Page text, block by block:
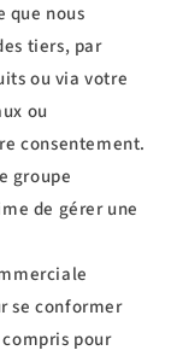
que nous
tiers, par
ou via votre
ou
consentement.
groupe
de gérer une
se conformer
pour